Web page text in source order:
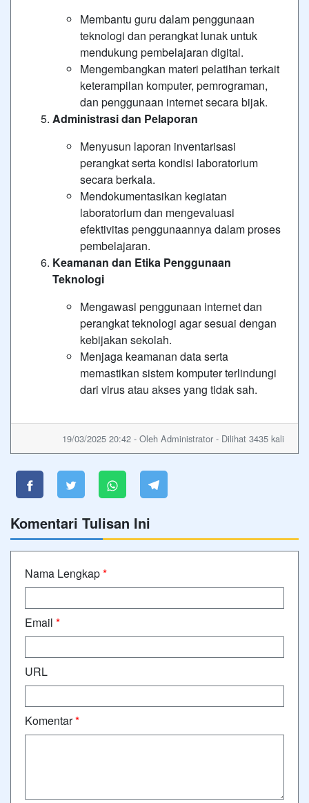
Membantu guru dalam penggunaan
teknologi dan perangkat lunak untuk
mendukung pembelajaran digital.
Mengembangkan materi pelatihan terkait
keterampilan komputer, pemrograman,
dan penggunaan internet secara bijak.
Administrasi dan Pelaporan
Menyusun laporan inventarisasi
perangkat serta kondisi laboratorium
secara berkala.
Mendokumentasikan kegiatan
laboratorium dan mengevaluasi
efektivitas penggunaannya dalam proses
pembelajaran.
Keamanan dan Etika Penggunaan
Teknologi
Mengawasi penggunaan internet dan
perangkat teknologi agar sesuai dengan
kebijakan sekolah.
Menjaga keamanan data serta
memastikan sistem komputer terlindungi
dari virus atau akses yang tidak sah.
19/03/2025 20:42 - Oleh Administrator - Dilihat 3435 kali
Komentari Tulisan Ini
Nama Lengkap*
Email *
URL
Komentar*